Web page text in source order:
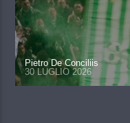
Pietro De Conciliis
30 LUGLIO 2026